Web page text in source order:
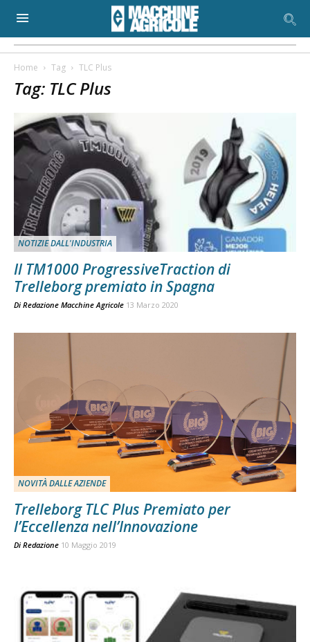
Home Tag TLC Plus
Tag: TLC Plus
NOTIZIE DALL'INDUSTRIA
Il TM1000 ProgressiveTraction di
Trelleborg premiato in Spagna
Di Redazione Macchine Agricole 13 Marzo 2020
NOVITÀ DALLE AZIENDE
Trelleborg TLC Plus Premiato per
l’Eccellenza nell’Innovazione
Di Redazione 10 Maggio 2019